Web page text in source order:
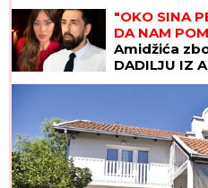
"OKO SINA
DA NAM
Amidžića
DADILJU IZ
se